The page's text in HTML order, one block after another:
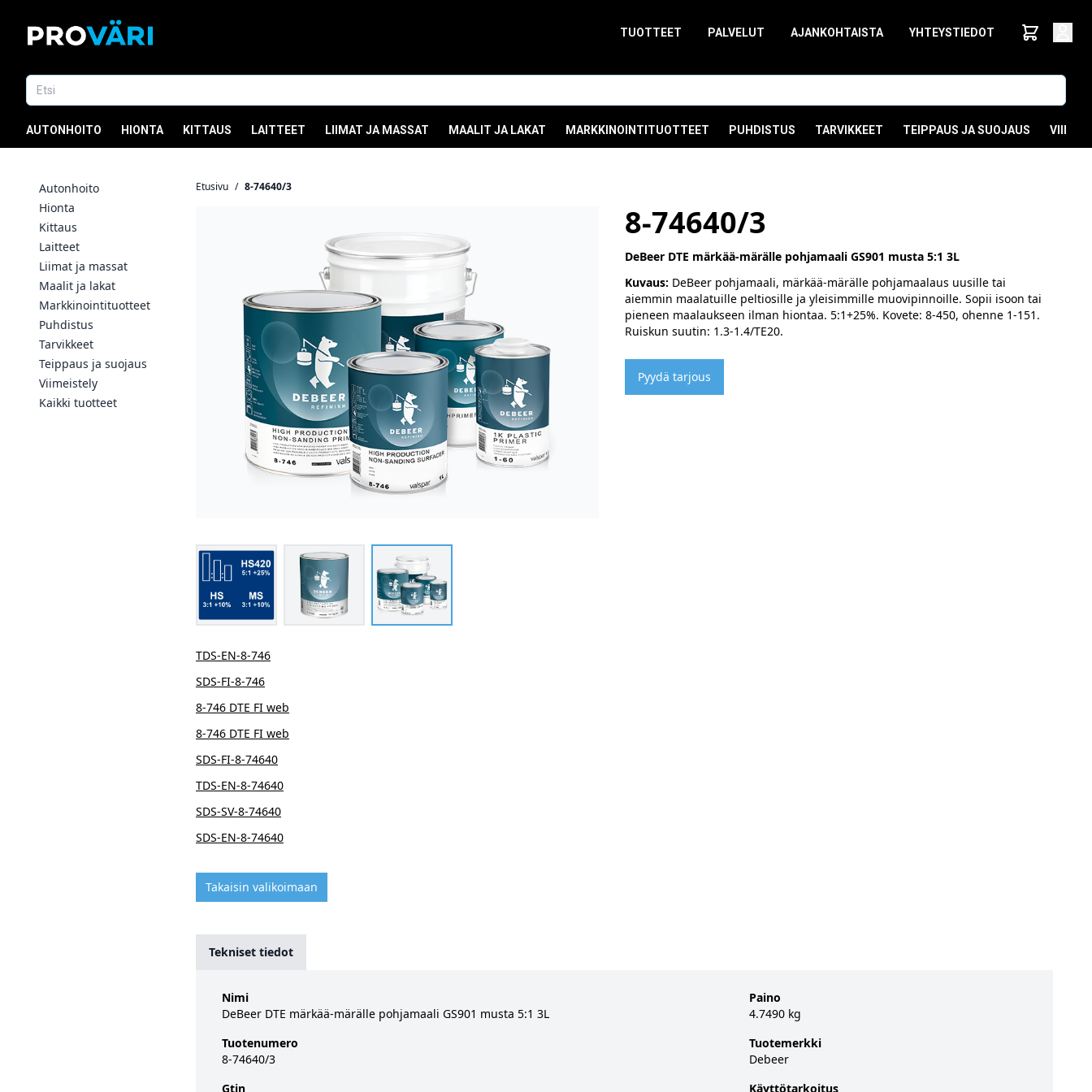
TUOTTEET PALVELUT AJANKOHTAISTA YHTEYSTIEDOT
AUTONHOITO HIONTA KITTAUS LAITTEET LIIMAT JA MASSAT MAALIT JA LAKAT MARKKINOINTITUOTTEET PUHDISTUS TARVIKKEET TEIPPAUS JA SUOJAUS
Autonhoito
Hionta
Kittaus
Laitteet
Liimat ja massat
Maalit ja lakat
Markkinointituotteet
Puhdistus
Tarvikkeet
Teippaus ja suojaus
Viimeistely
Kaikki tuotteet
Etusivu / 8-74640/3
8-74640/3
DeBeer DTE märkää-märälle pohjamaali GS901 musta 5:1 3L
Kuvaus: DeBeer pohjamaali, märkää-märälle pohjamaalaus uusille tai
aiemmin maalatuille peltiosille ja yleisimmille muovipinnoille. Sopii isoon tai
pieneen maalaukseen ilman hiontaa. 5:1+25%. Kovete: 8-450, ohenne 1-151.
Ruiskun suutin: 1.3-1.4/TE20.
Pyydä tarjous
TDS-EN-8-746
SDS-FI-8-746
8-746 DTE FI web
8-746 DTE FI web
SDS-FI-8-74640
TDS-EN-8-74640
SDS-SV-8-74640
SDS-EN-8-74640
Takaisin valikoimaan
Tekniset tiedot
Nimi
DeBeer DTE märkää-märälle pohjamaali GS901 musta 5:1 3L
Tuotenumero
8-74640/3
Gtin
Paino
4.7490 kg
Tuotemerkki
Debeer
Käyttötarkoitus